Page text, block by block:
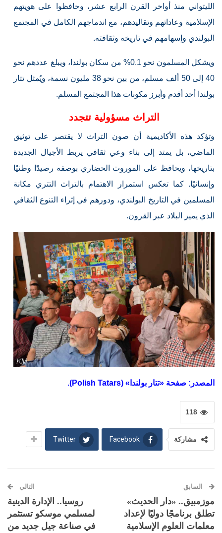
الليتواني منذ أواخر القرن الرابع عشر، وحافظوا على هويتهم
الإسلامية وعاداتهم وتقاليدهم، مع اندماجهم الكامل في المجتمع
البولندي وإسهامهم في تاريخه وثقافته.
ويشكل المسلمون نحو 0.1% من سكان بولندا، ويبلغ عددهم نحو
40 إلى 50 ألف مسلم، من بين نحو 38 مليون نسمة، ويُمثل تتار
بولندا أحد أقدم وأبرز مكونات هذا المجتمع المسلم.
التراث مسؤولية تتجدد
وتؤكد هذه الأكاديمية أن صون التراث لا يقتصر على توثيق
الماضي، بل يمتد إلى بناء وعي ثقافي يربط الأجيال الجديدة
بتاريخها، ويحافظ على الموروث الحضاري بوصفه رصيدًا وطنيًا
وإنسانيًا. كما تعكس استمرار الاهتمام بالتراث التتري مكانة
المسلمين في التاريخ البولندي، ودورهم في إثراء التنوع الثقافي
الذي يميز البلاد عبر القرون.
المصدر: صفحة «تتار بولندا» (Polish Tatars).
118
مشاركة Facebook
Twitter
السابق
موزمبيق.. «دار الحديث»
تطلق برنامجًا دوليًا لإعداد
معلمات العلوم الإسلامية
التالي
روسيا.. الإدارة الدينية
لمسلمي موسكو تستثمر
في صناعة جيل جديد من